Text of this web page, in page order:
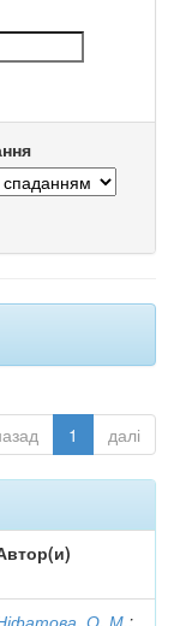
1 далі
О. М.;